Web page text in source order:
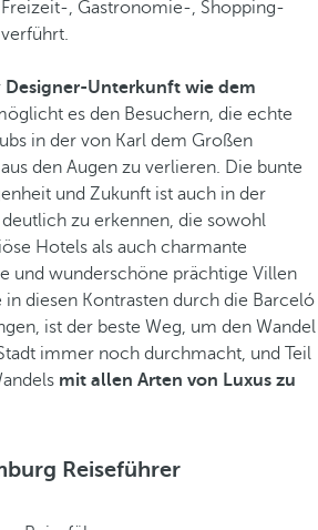
, Gastronomie-, Shopping-
Designer-Unterkunft wie dem
es den Besuchern, die echte
in der von Karl dem Großen
den Augen zu verlieren. Die bunte
und Zukunft ist auch in der
zu erkennen, die sowohl
Hotels als auch charmante
und wunderschöne prächtige Villen
in diesen Kontrasten durch die Barceló
ist der beste Weg, um den Wandel
immer noch durchmacht, und Teil
mit allen Arten von Luxus zu
Reiseführer